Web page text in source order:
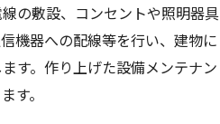
の敷設、コンセントや照明器具
機器への配線等を行い、建物に
す。作り上げた設備メンテナン
す。